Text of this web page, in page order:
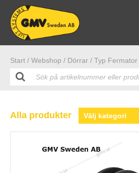
Start / Webshop / Dörrar / Typ Fermator
Alla produkter